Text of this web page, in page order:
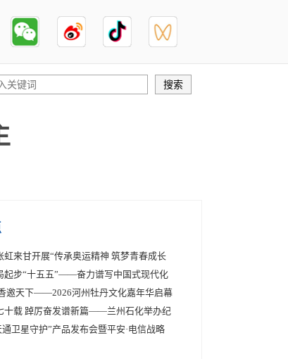
虹来甘开展“传承奥运精神 筑梦青春成长
起步“十五五”——奋力谱写中国式现代化
邀天下——2026河州牡丹文化嘉年华启幕
十载 踔厉奋发谱新篇——兰州石化举办纪
通卫星守护”产品发布会暨平安·电信战略